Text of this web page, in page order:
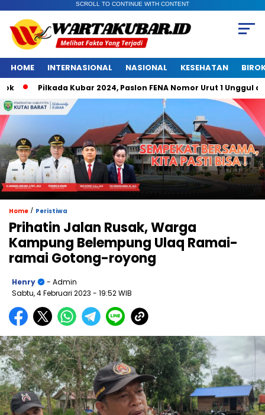
SCROLL TO CONTINUE WITH CONTENT
HOME INTERNASIONAL NASIONAL KESEHATAN
Pilkada Kubar 2024, Paslon FENA Nomor Urut 1 Unggul di
Home / Peristiwa
Prihatin Jalan Rusak, Warga
Kampung Belempung Ulaq Ramai-
ramai Gotong-royong
Henry
- Admin
Sabtu, 4 Februari 2023 - 19:52 WIB